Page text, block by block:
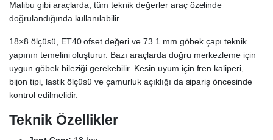
Malibu gibi araçlarda, tüm teknik değerler araç özelinde
doğrulandığında kullanılabilir.
18×8 ölçüsü, ET40 ofset değeri ve 73.1 mm göbek çapı teknik
yapının temelini oluşturur. Bazı araçlarda doğru merkezleme için
uygun göbek bileziği gerekebilir. Kesin uyum için fren kaliperi,
bijon tipi, lastik ölçüsü ve çamurluk açıklığı da sipariş öncesinde
kontrol edilmelidir.
Teknik Özellikler